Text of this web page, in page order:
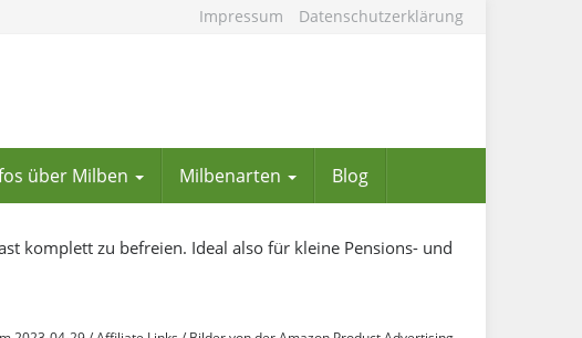
Impressum Datenschutzerklärung
über Milben Milbenarten Blog
komplett zu befreien. Ideal also für kleine Pensions- und